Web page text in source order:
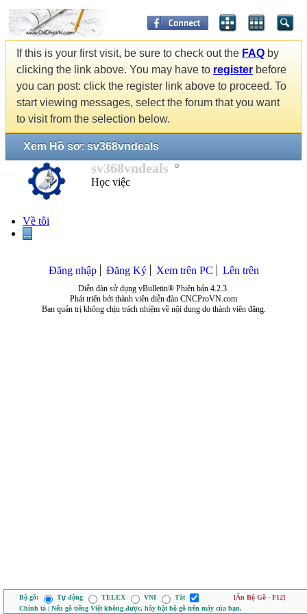
If this is your first visit, be sure to check out the FAQ by
clicking the link above. You may have to register before
you can post: click the register link above to proceed. To
start viewing messages, select the forum that you want
to visit from the selection below.
Xem Hồ sơ: sv368vndeals
sv368vndeals
Học việc
Về tôi
...
Đăng nhập Đăng Ký Xem trên PC Lên trên
Diễn đàn sử dụng vBulletin® Phiên bản 4.2.3.
Phát triển bởi thành viên diễn đàn CNCProVN.com
Ban quản trị không chịu trách nhiệm về nội dung do thành viên đăng.
Bộ gõ: Tự động TELEX VNI Tắt
[Ẩn Bộ Gõ - F12]
Chính tả | Nếu gõ tiếng Việt không được, hãy bật bộ gõ trên máy của bạn.